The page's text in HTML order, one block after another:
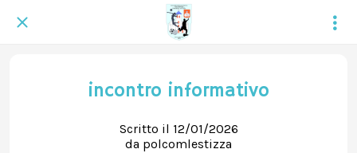
incontro informativo
Scritto il 12/01/2026
da polcomlestizza